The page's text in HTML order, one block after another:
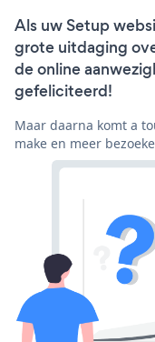
Als uw Setup
grote uitdaging
de online
gefeliciteerd!
Maar daarna komt a
make en meer